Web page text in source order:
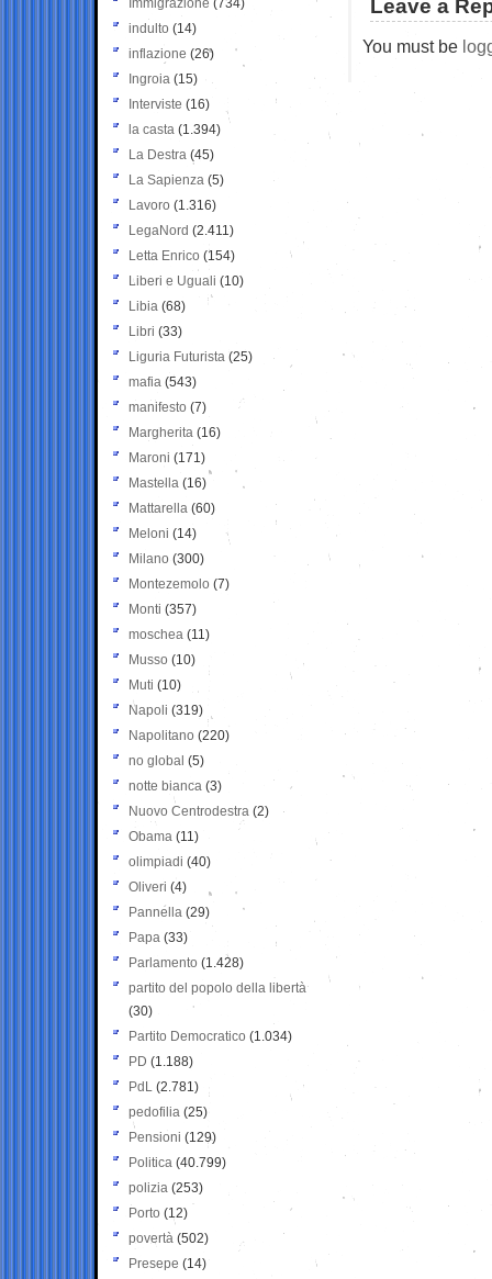
Leave a
You must be
Immigrazione (734)
indulto (14)
inflazione (26)
Ingroia (15)
Interviste (16)
la casta (1.394)
La Destra (45)
La Sapienza (5)
Lavoro (1.316)
LegaNord (2.411)
Letta Enrico (154)
Liberi e Uguali (10)
Libia (68)
Libri (33)
Liguria Futurista (25)
mafia (543)
manifesto (7)
Margherita (16)
Maroni (171)
Mastella (16)
Mattarella (60)
Meloni (14)
Milano (300)
Montezemolo (7)
Monti (357)
moschea (11)
Musso (10)
Muti (10)
Napoli (319)
Napolitano (220)
no global (5)
notte bianca (3)
Nuovo Centrodestra (2)
Obama (11)
olimpiadi (40)
Oliveri (4)
Pannella (29)
Papa (33)
Parlamento (1.428)
partito del popolo della libertà
(30)
Partito Democratico (1.034)
PD (1.188)
PdL (2.781)
pedofilia (25)
Pensioni (129)
Politica (40.799)
polizia (253)
Porto (12)
povertà (502)
Presepe (14)